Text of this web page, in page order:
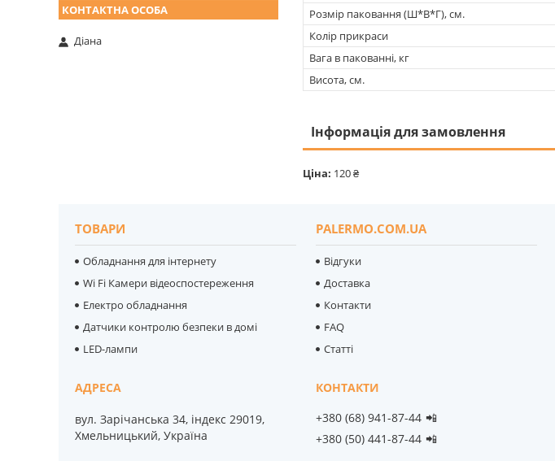
Розмір паковання (Ш*В*Г), см.
Колір прикраси
Вага в пакованні, кг
Висота, см.
Інформація для замовлення
Ціна: 120 ₴
Діана
ТОВАРИ
Обладнання для інтернету
Wi Fi Камери відеоспостереження
Електро обладнання
Датчики контролю безпеки в домі
LED-лампи
PALERMO.COM.UA
Відгуки
Доставка
Контакти
FAQ
Статті
вул. Зарічанська 34, індекс 29019,
Хмельницький, Україна
+380 (68) 941-87-44 📲
+380 (50) 441-87-44 📲